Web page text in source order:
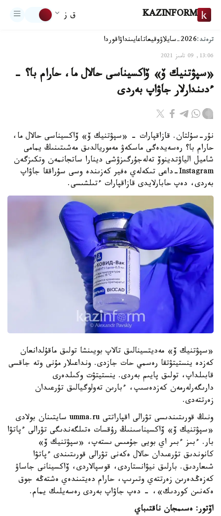
KAZINFORM ق ز
ترەند:2026-سايلاۋ وقيعاتاعايىنداۋاقوردا
13:06, 09 تامىز 2021
«سپۋتنيك ۆ» ۆاكسيناسى حالال ما، حارام با؟ -
ءدىندارلار جاۋاپ بەردى
نۇر-سۇلتان. قازاقپارات - «سپۋتنيك ۆ» ۆاكسيناسى حالال ما،
حارام با؟ رەسەيدەگى ماسكەۋ مەموريالدىق مەشىتىنىڭ يمامى
شاميل الياۋتدينوۆ تەلەجۇرگىزۋشى دينارا ساتجانمەن وتكىزگەن
Instagram-داعى تىكەلەي ەفير كەزىندە وسى سۇراققا جاۋاپ
بەردى، دەپ حابارلايدى قازاقپارات ءتىلشىسى.
«سپۋتنيك ۆ» مەديتسينالىق تالاپ بويىنشا تولىق ماقۇلدانعان
كەزدە ينستيتۋتقا رەسمي حات جازدى. ونداعىلار مۇنى وتە جاقسى
قابىلداپ، تولىق پايىم بەردى. ينستيتۋت وكىلدەرى
دارىگەرلەرمەن كەزدەسىپ، ءبارىن تەولوگيالىق تۇرعىدان
زەرتتەدى.
ونىڭ قورىتىندىسى تۋرالى اقپاراتتى umma.ru سايتىنان بولادى
«سپۋتنيك ۆ» ۆاكسيناسىنىڭ رۇقسات ەتىلگەندىگى تۋرالى ءپاتۋا
بار. ءبىز ءبىر اي بويى جۇمىس ىستەپ، «سپۋتنيك ۆ»
كانوندىق تۇرعىدان حالال ەكەنى تۋرالى قورىتىندى ءپاتۋا
شىعاردىق. بارلىق نيۋانستاردى، قوسپالاردى، ۆاكسينانى جاساۋ
كەزەڭدەرىن زەرتتەي وتىرىپ، حارام دەيتىندەي ەشتەڭە جوق
ەكەنىن كوردىك»، - دەپ جاۋاپ بەردى رەسەيلىك يمام.
اۆتور: ەسىمجان ناقتىباي